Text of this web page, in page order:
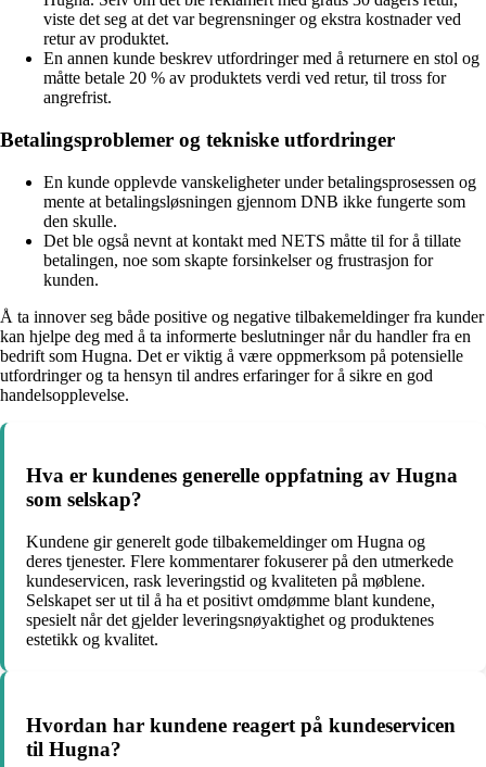
viste det seg at det var begrensninger og ekstra kostnader ved
retur av produktet.
En annen kunde beskrev utfordringer med å returnere en stol og
måtte betale 20 % av produktets verdi ved retur, til tross for
angrefrist.
Betalingsproblemer og tekniske utfordringer
En kunde opplevde vanskeligheter under betalingsprosessen og
mente at betalingsløsningen gjennom DNB ikke fungerte som
den skulle.
Det ble også nevnt at kontakt med NETS måtte til for å tillate
betalingen, noe som skapte forsinkelser og frustrasjon for
kunden.
Å ta innover seg både positive og negative tilbakemeldinger fra kunder
kan hjelpe deg med å ta informerte beslutninger når du handler fra en
bedrift som Hugna. Det er viktig å være oppmerksom på potensielle
utfordringer og ta hensyn til andres erfaringer for å sikre en god
handelsopplevelse.
Hva er kundenes generelle oppfatning av Hugna
som selskap?
Kundene gir generelt gode tilbakemeldinger om Hugna og
deres tjenester. Flere kommentarer fokuserer på den utmerkede
kundeservicen, rask leveringstid og kvaliteten på møblene.
Selskapet ser ut til å ha et positivt omdømme blant kundene,
spesielt når det gjelder leveringsnøyaktighet og produktenes
estetikk og kvalitet.
Hvordan har kundene reagert på kundeservicen
til Hugna?